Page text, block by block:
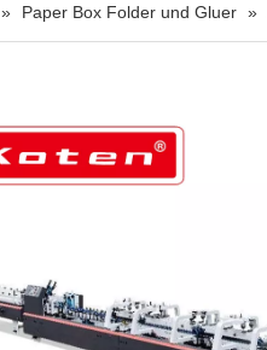
» Paper Box Folder und Gluer »